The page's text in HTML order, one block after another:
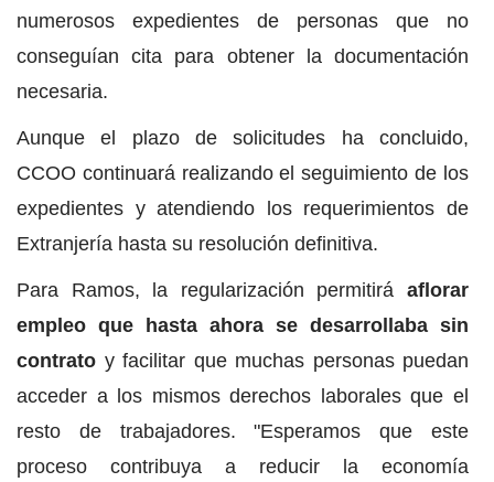
numerosos expedientes de personas que no
conseguían cita para obtener la documentación
necesaria.
Aunque el plazo de solicitudes ha concluido,
CCOO continuará realizando el seguimiento de los
expedientes y atendiendo los requerimientos de
Extranjería hasta su resolución definitiva.
Para Ramos, la regularización permitirá aflorar
empleo que hasta ahora se desarrollaba sin
contrato y facilitar que muchas personas puedan
acceder a los mismos derechos laborales que el
resto de trabajadores. "Esperamos que este
proceso contribuya a reducir la economía